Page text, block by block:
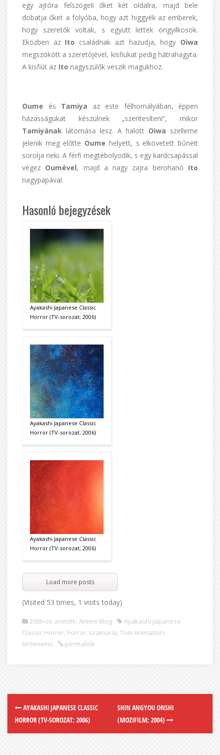
egy ajtóra felszögeli őket két oldalra, majd bele
dobatja őket a folyóba, hogy azt higgyék az emberek,
hogy szeretők voltak, s együtt lettek öngyilkosok.
Eközben az Ito családnak azt hazudja, hogy Oiwa
megszökött a szeretőjével, kisfiukat pedig hátrahagyta.
A kisfiút az Ito nagyszülők veszik magukhoz.
Oume és Tamiya az este félhomályában, éppen
házasságukat készülnek „szentesíteni”, mikor
Tamiyának látomása lesz. A halott Oiwa szelleme
jelenik meg előtte Oume helyett, s elkövetett bűneit
sorolja neki. A férfi megtébolyodik, s egy kardcsapással
végez Oumével, majd a nagy zajra berohanó Ito
nagypapával.
Hasonló bejegyzések
Ayakashi Japanese Classic
Horror (TV-sorozat; 2006)
Ayakashi Japanese Classic
Horror (TV-sorozat; 2006)
Ayakashi Japanese Classic
Horror (TV-sorozat; 2006)
Load more posts
(Visited 53 times, 1 visits today)
2006-os animék, Anime Blog
Ayakashi Japanese
Classic Horror, horror, szamuráj, Toei Animation,
történelmi
permalink
AYAKASHI JAPANESE CLASSIC
HORROR (TV-SOROZAT; 2006)
SHIN ANGYOU ONSHI
(MOZIFILM; 2004)